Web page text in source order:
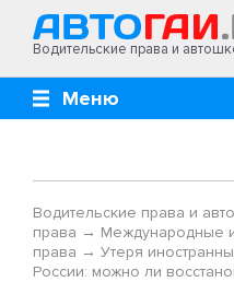
Водительские права и
Меню
Водительские права и
права → Международные
права → Утеря
России: можно ли